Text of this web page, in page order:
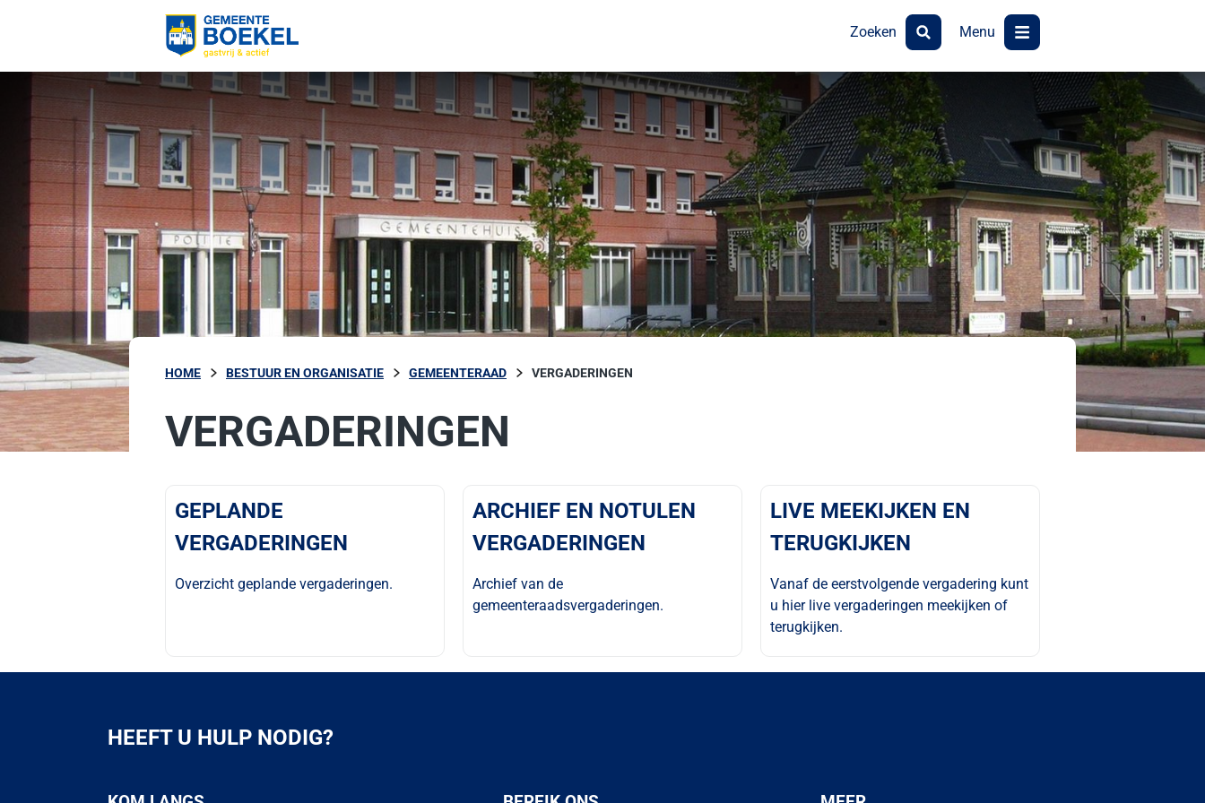
Zoeken Menu
HOME BESTUUR EN ORGANISATIE GEMEENTERAAD VERGADERINGEN
VERGADERINGEN
GEPLANDE
VERGADERINGEN
Overzicht geplande vergaderingen.
ARCHIEF EN NOTULEN
VERGADERINGEN
Archief van de
gemeenteraadsvergaderingen.
LIVE MEEKIJKEN EN
TERUGKIJKEN
Vanaf de eerstvolgende vergadering kunt
u hier live vergaderingen meekijken of
terugkijken.
HEEFT U HULP NODIG?